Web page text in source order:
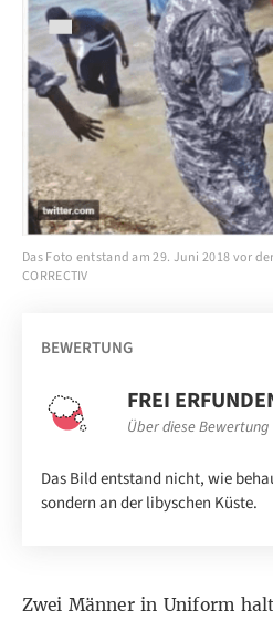
Das Foto entstand am 29. Juni 2018 vor
CORRECTIV
BEWERTUNG
FREI
Über diese Bewertung
Das Bild entstand nicht, wie
sondern an der libyschen Küste.
Zwei Männer in Uniform